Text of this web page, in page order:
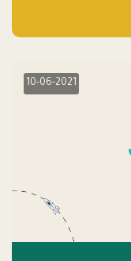
10-06-2021